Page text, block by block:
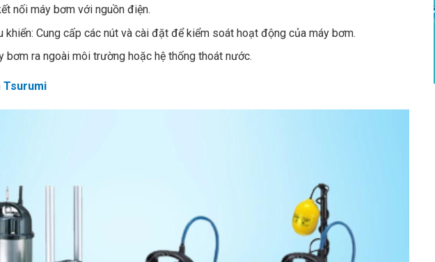
nối máy bơm với nguồn điện.
khiển: Cung cấp các nút và cài đặt để kiểm soát hoạt động của máy bơm.
bơm ra ngoài môi trường hoặc hệ thống thoát nước.
Tsurumi